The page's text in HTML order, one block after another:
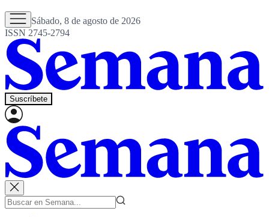
Sábado, 8 de agosto de 2026
ISSN 2745-2794
Suscríbete